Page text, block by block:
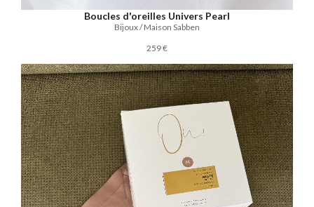
Boucles d'oreilles Univers Pearl
Bijoux / Maison Sabben
259 €